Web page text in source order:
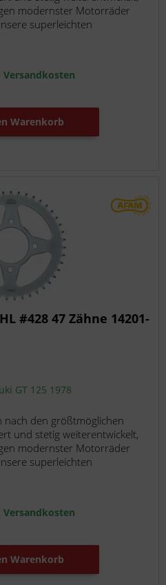
modernster Motorräder
superleichten
Versandkosten
Warenkorb
#428 47 Zähne 14201-
GT 125 1978
den größtmöglichen
und stetig weiterentwickelt,
modernster Motorräder
superleichten
Versandkosten
Warenkorb